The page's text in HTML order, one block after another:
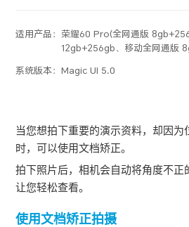
适用产品： 荣耀60 Pro(全网通版
12gb+256gb、移动全网通版
系统版本：Magic UI 5.0
当您想拍下重要的演示资料，却因为
时，可以使用文档矫正。
拍下照片后，相机会自动将角度不正
让您轻松查看。
使用文档矫正拍摄